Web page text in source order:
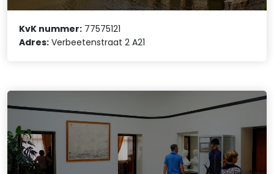
KvK nummer: 77575121
Adres: Verbeetenstraat 2 A21